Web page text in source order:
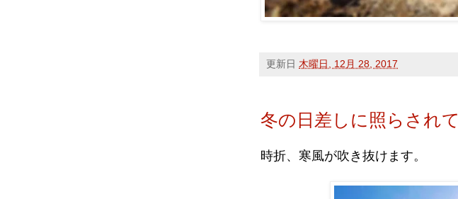
更新日 木曜日, 12月 28, 2017
冬の日差しに照らされて
時折、寒風が吹き抜けます。